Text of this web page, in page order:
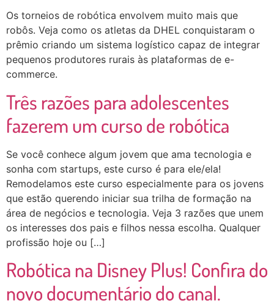
Os torneios de robótica envolvem muito mais que
robôs. Veja como os atletas da DHEL conquistaram o
prêmio criando um sistema logístico capaz de integrar
pequenos produtores rurais às plataformas de e-
commerce.
Três razões para adolescentes
fazerem um curso de robótica
Se você conhece algum jovem que ama tecnologia e
sonha com startups, este curso é para ele/ela!
Remodelamos este curso especialmente para os jovens
que estão querendo iniciar sua trilha de formação na
área de negócios e tecnologia. Veja 3 razões que unem
os interesses dos pais e filhos nessa escolha. Qualquer
profissão hoje ou […]
Robótica na Disney Plus! Confira do
novo documentário do canal.